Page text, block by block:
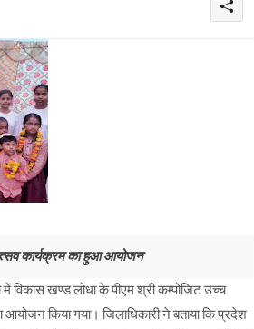
कार्यक्रम का हुआ आयोजन
विकास खण्ड लोधा के पीएम श्री कम्पोजिट उच्च
किया गया। जिलाधिकारी ने बताया कि प्रदेश